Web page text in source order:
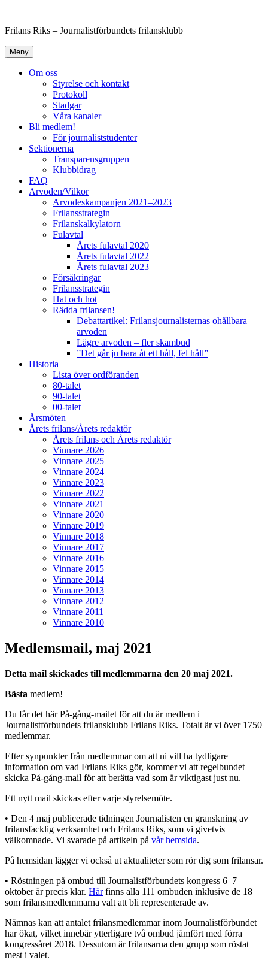
innehåll
Frilans Riks – Journalistförbundets frilansklubb
Meny
Om oss
Styrelse och kontakt
Protokoll
Stadgar
Våra kanaler
Bli medlem!
För journaliststudenter
Sektionerna
Transparensgruppen
Klubbidrag
FAQ
Arvoden/Vilkor
Arvodeskampanjen 2021–2023
Frilansstrategin
Frilanskalkylatorn
Fulavtal
Årets fulavtal 2020
Årets fulavtal 2022
Årets fulavtal 2023
Försäkringar
Frilansstrategin
Hat och hot
Rädda frilansen!
Debattartikel: Frilansjournalisternas ohållbara
arvoden
Lägre arvoden – fler skambud
”Det går ju bara åt ett håll, fel håll”
Historia
Lista över ordföranden
80-talet
90-talet
00-talet
Årsmöten
Årets frilans/Årets redaktör
Årets frilans och Årets redaktör
Vinnare 2026
Vinnare 2025
Vinnare 2024
Vinnare 2023
Vinnare 2022
Vinnare 2021
Vinnare 2020
Vinnare 2019
Vinnare 2018
Vinnare 2017
Vinnare 2016
Vinnare 2015
Vinnare 2014
Vinnare 2013
Vinnare 2012
Vinnare 2011
Vinnare 2010
Medlemsmail, maj 2021
Detta mail skickades till medlemmarna den 20 maj 2021.
Bästa medlem!
Du får det här På-gång-mailet för att du är medlem i
Journalistförbundets frilansklubb Frilans Riks. Totalt är vi över 1750
medlemmar.
Efter synpunkter från medlemmar om att ni vill ha tydligare
information om vad Frilans Riks gör, kommer vi att regelbundet
skicka På-gång-mail för att berätta vad som är viktigast just nu.
Ett nytt mail skickas efter varje styrelsemöte.
• Den 4 maj publicerade tidningen Journalisten en granskning av
frilansfacklig verksamhet och Frilans Riks, som vi givetvis
välkomnade. Vi svarade på artikeln på vår hemsida.
På hemsidan lägger vi också ut aktualiteter som rör dig som frilansar.
• Röstningen på ombud till Journalistförbundets kongress 6–7
oktober är precis klar. Härfinns alla 111 ombuden inklusive de 18
som frilansmedlemmarna valt att bli representerade av.
Nämnas kan att antalet frilansmedlemmar inom Journalistförbundet
har ökat, vilket innebär ytterligare två ombud jämfört med förra
kongressåret 2018. Dessutom är frilansarna den grupp som röstat
mest i valet.